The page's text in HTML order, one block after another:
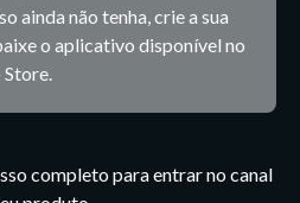
ainda não tenha, crie a sua
o aplicativo disponível no
Store.
completo para entrar no canal